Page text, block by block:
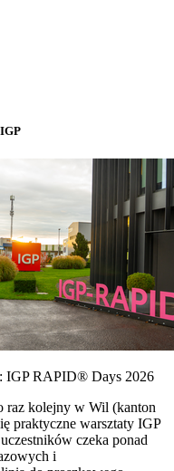
IGP RAPID® Days 2026
raz kolejny w Wil (kanton
praktyczne warsztaty IGP
czeka ponad
i